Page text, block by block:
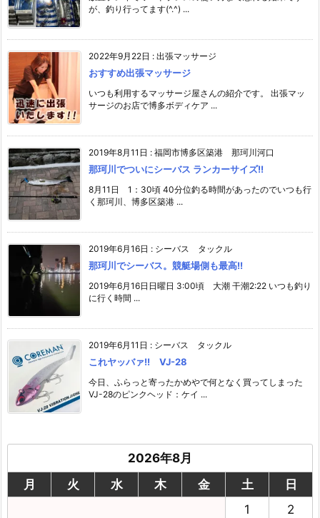
が、釣り行ってます(^.^) ...
2022年9月22日 : 出張マッサージ
おすすめ出張マッサージ
いつも利用するマッサージ屋さんの紹介です。 出張マッ
サージのお店で博多ボディケア ...
2019年8月11日 : 福岡市博多区築港 那珂川河口
那珂川でついにシーバス ランカーサイズ!!
8月11日 1：30頃 40分位釣る時間があったのでいつも行
く那珂川、博多区築港 ...
2019年6月16日 : シーバス タックル
那珂川でシーバス。競艇場側も最高!!
2019年6月16日日曜日 3:00頃 大潮 干潮2:22 いつも釣り
に行く時間 ...
2019年6月11日 : シーバス タックル
これヤッバァ!! VJ-28
今日、ふらっと寄ったかめやで何となく買ってしまった
VJ-28のピンクヘッド：ケイ ...
2026年8月
月
火 水 木 金 土
日
1
2